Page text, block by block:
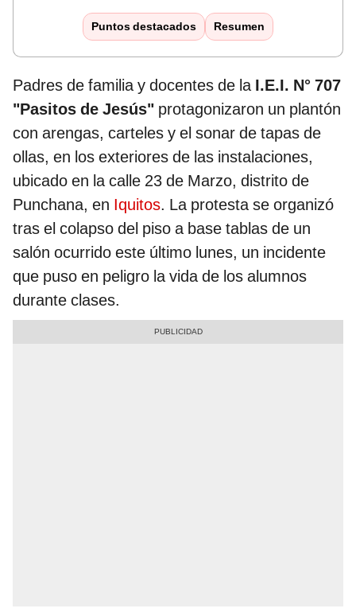
Puntos destacados Resumen
Padres de familia y docentes de la I.E.I. N° 707
"Pasitos de Jesús" protagonizaron un plantón
con arengas, carteles y el sonar de tapas de
ollas, en los exteriores de las instalaciones,
ubicado en la calle 23 de Marzo, distrito de
Punchana, en Iquitos. La protesta se organizó
tras el colapso del piso a base tablas de un
salón ocurrido este último lunes, un incidente
que puso en peligro la vida de los alumnos
durante clases.